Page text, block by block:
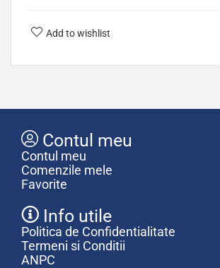
Add to wishlist
Contul meu
Contul meu
Comenzile mele
Favorite
Info utile
Politica de Confidentialitate
Termeni si Conditii
ANPC